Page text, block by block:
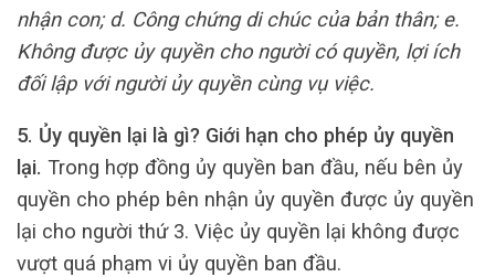
nhận con; d. Công chứng di chúc của bản thân; e.
Không được ủy quyền cho người có quyền, lợi ích
đối lập với người ủy quyền cùng vụ việc.
5. Ủy quyền lại là gì? Giới hạn cho phép ủy quyền
lại. Trong hợp đồng ủy quyền ban đầu, nếu bên ủy
quyền cho phép bên nhận ủy quyền được ủy quyền
lại cho người thứ 3. Việc ủy quyền lại không được
vượt quá phạm vi ủy quyền ban đầu.